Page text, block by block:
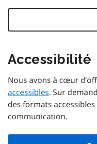
Accessibilité
Nous avons à cœur
accessibles. Sur
des formats
communication.